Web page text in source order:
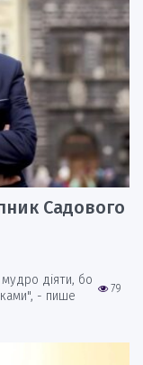
Садового
79
діяти, бо
- пише